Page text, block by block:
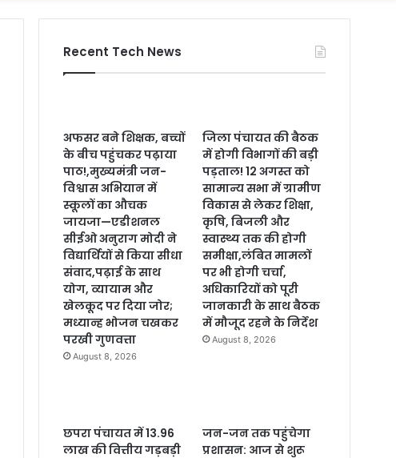
Recent Tech News
अफसर बने शिक्षक, बच्चों
के बीच पहुंचकर पढ़ाया
पाठ!,मुख्यमंत्री जन-
विश्वास अभियान में
स्कूलों का औचक
जायजा—एडीशनल
सीईओ अनुराग मोदी ने
विद्यार्थियों से किया सीधा
संवाद,पढ़ाई के साथ
योग, व्यायाम और
खेलकूद पर दिया जोर;
मध्यान्ह भोजन चखकर
परखी गुणवत्ता
August 8, 2026
जिला पंचायत की बैठक
में होगी विभागों की बड़ी
पड़ताल! 12 अगस्त को
सामान्य सभा में ग्रामीण
विकास से लेकर शिक्षा,
कृषि, बिजली और
स्वास्थ्य तक की होगी
समीक्षा,लंबित मामलों
पर भी होगी चर्चा,
अधिकारियों को पूरी
जानकारी के साथ बैठक
में मौजूद रहने के निर्देश
August 8, 2026
छपरा पंचायत में 13.96
लाख की वित्तीय गड़बड़ी
जन-जन तक पहुंचेगा
प्रशासन: आज से शुरू